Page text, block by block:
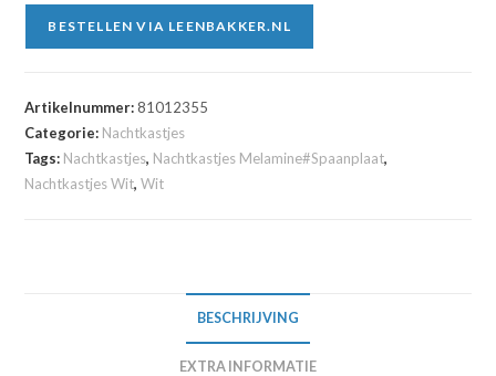
BESTELLEN VIA LEENBAKKER.NL
Artikelnummer:81012355
Categorie: Nachtkastjes
Tags: Nachtkastjes, Nachtkastjes Melamine#Spaanplaat,
Nachtkastjes Wit,Wit
BESCHRIJVING
EXTRA INFORMATIE